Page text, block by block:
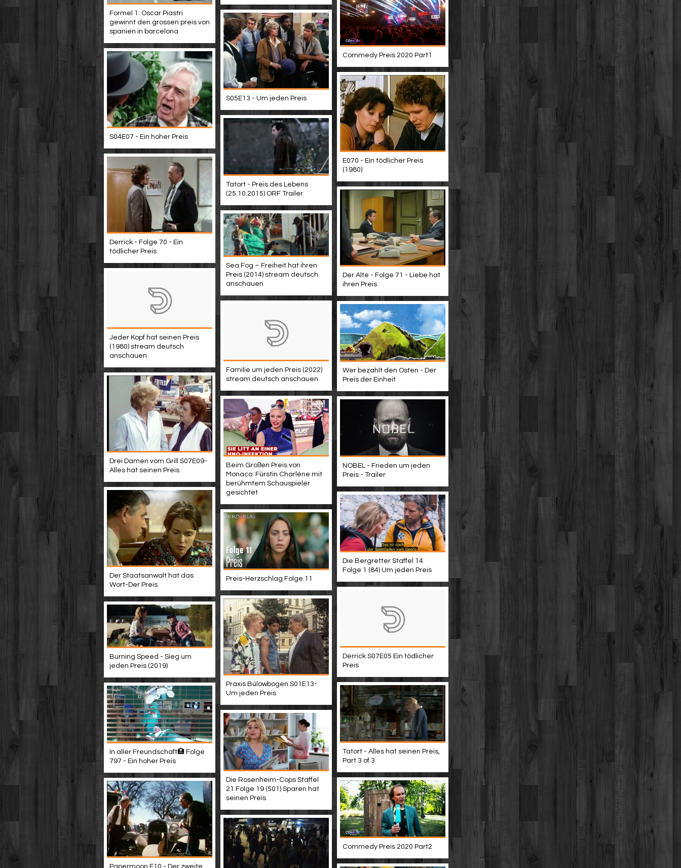
Formel 1: Oscar Piastri
gewinnt den grossen preis von
spanien in barcelona
Commedy Preis 2020 Part1
S05E13 - Um jeden Preis
S04E07 - Ein hoher Preis
E070 - Ein tödlicher Preis
(1980)
Tatort - Preis des Lebens
(25.10.2015) ORF Trailer
Derrick - Folge 70 - Ein
tödlicher Preis
Der Alte - Folge 71 - Liebe hat
ihren Preis
Sea Fog – Freiheit hat ihren
Preis (2014) stream deutsch
anschauen
Jeder Kopf hat seinen Preis
(1980) stream deutsch
anschauen
Familie um jeden Preis (2022)
stream deutsch anschauen
Wer bezahlt den Osten - Der
Preis der Einheit
Drei Damen vom Grill S07E09-
Alles hat seinen Preis
Beim Großen Preis von
Monaco: Fürstin Charlène mit
berühmtem Schauspieler
gesichtet
NOBEL - Frieden um jeden
Preis - Trailer
Der Staatsanwalt hat das
Wort-Der Preis
Die Bergretter Staffel 14
Folge 1 (84) Um jeden Preis
Preis-Herzschlag Folge 11
Derrick S07E05 Ein tödlicher
Preis
Praxis Bülowbogen S01E13-
Um jeden Preis
Burning Speed - Sieg um
jeden Preis (2019)
Tatort - Alles hat seinen Preis,
Part 3 of 3
In aller Freundschaft🏥 Folge
797 - Ein hoher Preis
Die Rosenheim-Cops Staffel
21 Folge 19 (501) Sparen hat
seinen Preis
Commedy Preis 2020 Part2
Papermoon E10 - Der zweite